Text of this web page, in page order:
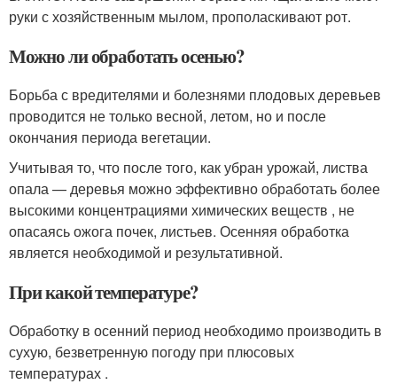
руки с хозяйственным мылом, прополаскивают рот.
Можно ли обработать осенью?
Борьба с вредителями и болезнями плодовых деревьев
проводится не только весной, летом, но и после
окончания периода вегетации.
Учитывая то, что после того, как убран урожай, листва
опала — деревья можно эффективно обработать более
высокими концентрациями химических веществ , не
опасаясь ожога почек, листьев. Осенняя обработка
является необходимой и результативной.
При какой температуре?
Обработку в осенний период необходимо производить в
сухую, безветренную погоду при плюсовых
температурах .